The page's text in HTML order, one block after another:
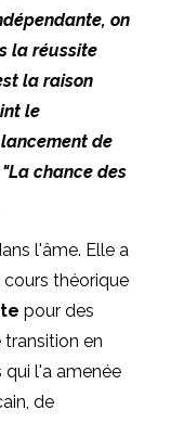
on
la réussite
la raison
le
de
chance des
l'âme. Elle a
cours théorique
pour des
transition en
l'a amenée
de